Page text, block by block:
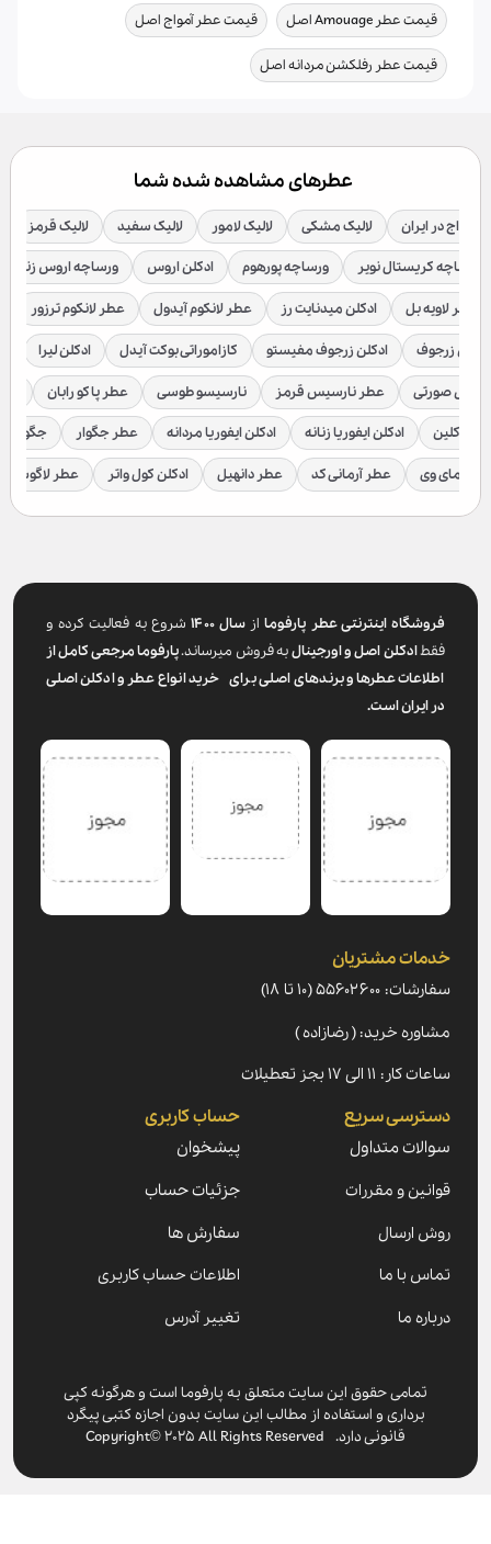
قیمت عطر Amouage اصل , قیمت عطر آمواج اصل ,
قیمت عطر رفلکشن مردانه اصل
عطرهای مشاهده شده شما
آمواج در ایران لالیک مشکی لالیک لامور لالیک سفید لالیک قرمز
ورساچه کریستال نویر ورساچه پورهوم ادکلن اروس ورساچه اروس زنانه
عطر لاویه بل ادکلن میدنایت رز عطر لانکوم آیدول عطر لانکوم ترزور
ادکلن زرجوف ادکلن زرجوف مفیستو کازاموراتی بوکت آیدل ادکلن لیرا
صورتی عطر نارسیس قرمز نارسیسو طوسی عطر پاکو رابان
کلین ادکلن ایفوریا زنانه ادکلن ایفوریا مردانه عطر جگوار جگوار
عطر مای وی عطر آرمانی کد عطر دانهیل ادکلن کول واتر عطر لاگوست
فروشگاه اینترنتی عطر پارفوما از سال ۱۴۰۰
شروع به فعالیت کرده و
فقطادکلن اصل و اورجینالبه فروش میرساند.پارفومامرجعی کامل از
اطلاعات عطرها و برندهای اصلی برای خرید انواع عطر و ادکلن اصلی
در ایران است.
خدمات مشتریان
سفارشات: ۵۵۶۰۲۶۰۰ (۱۰ تا ۱۸)
مشاوره خرید: ( رضازاده )
ساعات کار: ۱۱ الی ۱۷ بجز تعطیلات
دسترسی سریع
سوالات متداول
قوانین و مقررات
روش ارسال
تماس با ما
درباره ما
حساب کاربری
پیشخوان
جزئیات حساب
سفارش ها
اطلاعات حساب کاربری
تغییر آدرس
تمامی حقوق این سایت متعلق به پارفوما است و هرگونه کپی
برداری و استفاده از مطالب این سایت بدون اجازه کتبی پیگرد
قانونی دارد. Copyright© 2025 All Rights Reserved